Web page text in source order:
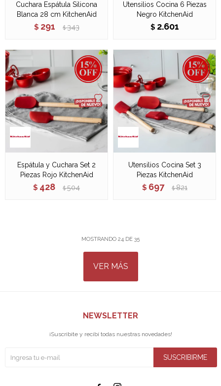
Cuchara Espátula Silicona
Blanca 28 cm KitchenAid
$ 291 $ 343
Utensilios Cocina 6 Piezas
Negro KitchenAid
$ 2.601
Espátula y Cuchara Set 2
Piezas Rojo KitchenAid
$ 428 $ 504
Utensilios Cocina Set 3
Piezas KitchenAid
$ 697 $ 821
MOSTRANDO 24 DE 35
VER MÁS
NEWSLETTER
¡Suscribite y recibí todas nuestras novedades!
SUSCRIBIRME